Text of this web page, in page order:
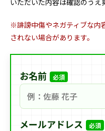
※誹謗中傷やネガティブな内
されない場合があります。
お名前 必須
メールアドレス 必須